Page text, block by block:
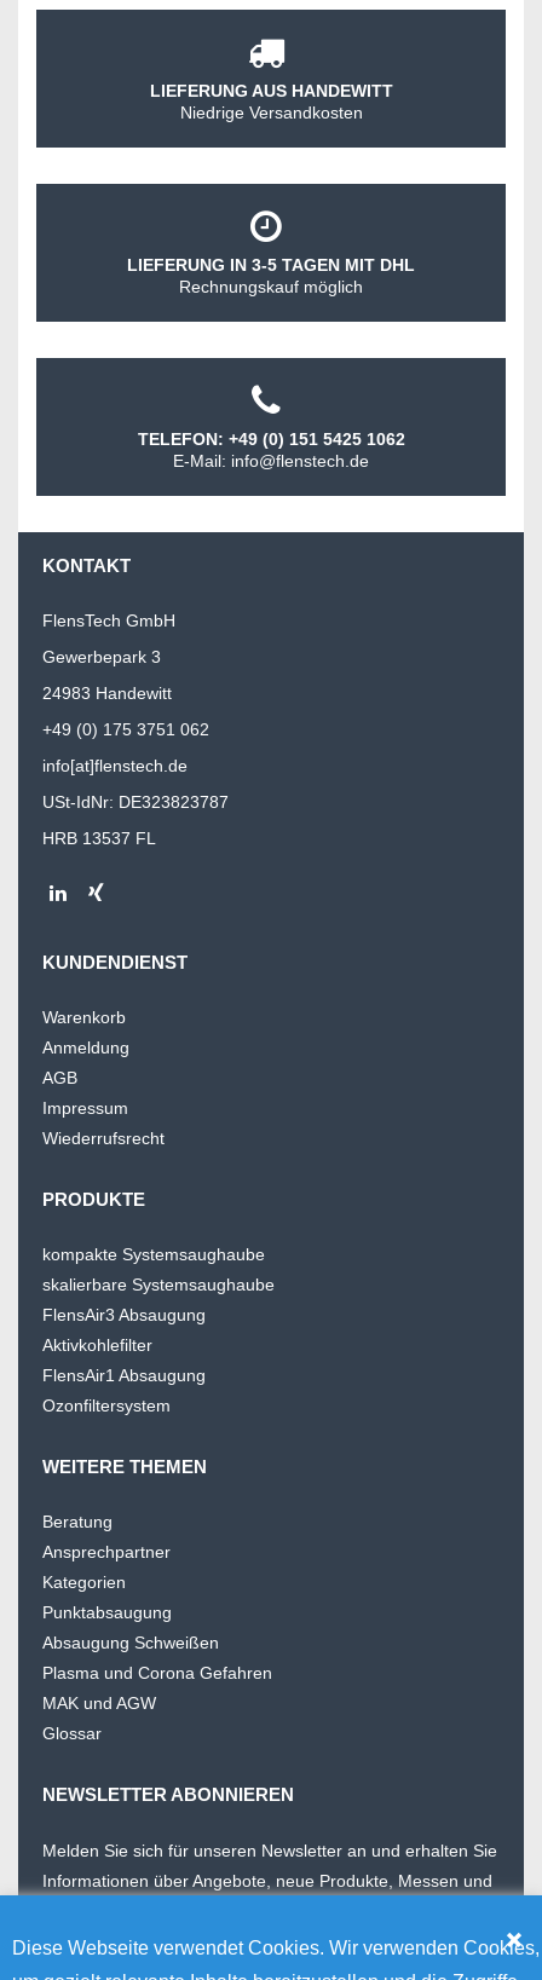
Diese Webseite verwendet Cookies. Wir verwenden Cookies,
LIEFERUNG AUS HANDEWITT
Niedrige Versandkosten
LIEFERUNG IN 3-5 TAGEN MIT DHL
Rechnungskauf möglich
TELEFON: +49 (0) 151 5425 1062
E-Mail: info@flenstech.de
KONTAKT
FlensTech GmbH
Gewerbepark 3
24983 Handewitt
+49 (0) 175 3751 062
info[at]flenstech.de
USt-IdNr: DE323823787
HRB 13537 FL
KUNDENDIENST
Warenkorb
Anmeldung
AGB
Impressum
Wiederrufsrecht
PRODUKTE
kompakte Systemsaughaube
skalierbare Systemsaughaube
FlensAir3 Absaugung
Aktivkohlefilter
FlensAir1 Absaugung
Ozonfiltersystem
WEITERE THEMEN
Beratung
Ansprechpartner
Kategorien
Punktabsaugung
Absaugung Schweißen
Plasma und Corona Gefahren
MAK und AGW
Glossar
NEWSLETTER ABONNIEREN
Melden Sie sich für unseren Newsletter an und erhalten Sie
Informationen über Angebote, neue Produkte, Messen und